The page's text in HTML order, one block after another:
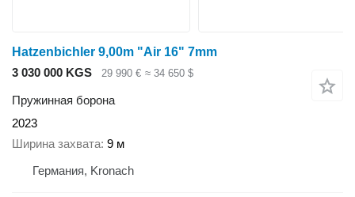
Hatzenbichler 9,00m "Air 16" 7mm
3 030 000 KGS
29 990 € ≈ 34 650 $
Пружинная борона
2023
Ширина захвата 9 м
Германия, Kronach